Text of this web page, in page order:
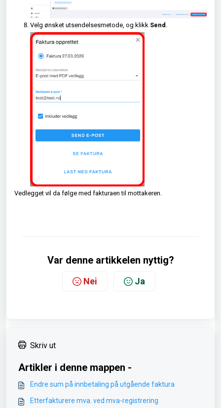
Velg ønsket utsendelsesmetode, og klikk Send
Vedlegget vil da følge med fakturaen til mottakeren.
Var denne artikkelen nyttig?
Nei Ja
Skriv ut
Artikler i denne mappen -
Endre sum på innbetaling på utgående faktura
Etterfakturere mva. ved mva-registrering